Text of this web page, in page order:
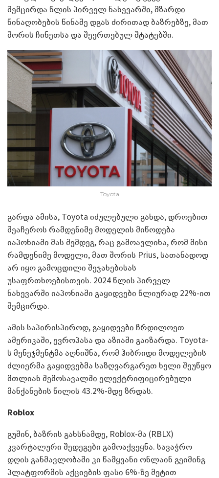
შემცირდა წლის პირველ ნახევარში, მზარდი
წინაღობების წინაშე დგას ძირითად ბაზრებზე, მათ
შორის ჩინეთსა და შეერთებულ შტატებში.
Toyota
გარდა ამისა, Toyota იძულებული გახდა, დროებით
შეაჩეროს რამდენიმე მოდელის მიწოდება
იაპონიაში მას შემდეგ, რაც გამოავლინა, რომ მისი
რამდენიმე მოდელი, მათ შორის Prius, სათანადოდ
არ იყო გამოცდილი შეჯახებისას
უსაფრთხოებისთვის. 2024 წლის პირველ
ნახევარში იაპონიაში გაყიდვები წლიურად 22%-ით
შემცირდა.
ამის საპირისპიროდ, გაყიდვები ჩრდილოეთ
ამერიკაში, ევროპასა და აზიაში გაიზარდა. Toyota-
ს მენეჯმენტმა აღნიშნა, რომ ჰიბრიდი მოდელების
ძლიერმა გაყიდვებმა საზღვარგარეთ ხელი შეუწყო
მთლიან შემოსავალში ელექტრიფიცირებული
მანქანების წილის 43.2%-მდე ზრდას.
Roblox
გუშინ, ბაზრის გახსნამდე, Roblox-მა (RBLX)
კვარტალური შედეგები გამოაქვეყნა. სავაჭრო
დღის განმავლობაში კი წამყვანი ონლაინ გეიმინგ
პლატფორმის აქციების ფასი 6%-ზე მეტით